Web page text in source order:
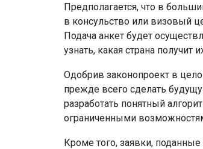
Предполагается, что в
в консульство или визовый
Подача анкет будет
узнать, какая страна получит
Одобрив законопроект в
прежде всего сделать
разработать понятный
ограниченными
Кроме того, заявки,